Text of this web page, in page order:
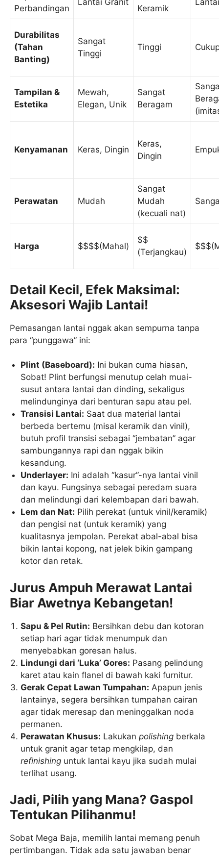
Perbandingan
Lantai Granit
Keramik
Durabilitas
(Tahan
Banting)
Sangat
Tinggi
Tinggi
Tampilan &
Estetika
Mewah,
Elegan, Unik
Sangat
Beragam
Kenyamanan Keras, Dingin
Keras,
Dingin
Perawatan Mudah
Sangat
Mudah
(kecuali nat)
Harga $$$$(Mahal)
$$
(Terjangkau)
Detail Kecil, Efek Maksimal:
Aksesori Wajib Lantai!
Pemasangan lantai nggak akan sempurna tanpa
para “punggawa” ini:
Plint (Baseboard): Ini bukan cuma hiasan,
Sobat! Plint berfungsi menutup celah muai-
susut antara lantai dan dinding, sekaligus
melindunginya dari benturan sapu atau pel.
Transisi Lantai: Saat dua material lantai
berbeda bertemu (misal keramik dan vinil),
butuh profil transisi sebagai “jembatan” agar
sambungannya rapi dan nggak bikin
kesandung.
Underlayer: Ini adalah “kasur”-nya lantai vinil
dan kayu. Fungsinya sebagai peredam suara
dan melindungi dari kelembapan dari bawah.
Lem dan Nat: Pilih perekat (untuk vinil/keramik)
dan pengisi nat (untuk keramik) yang
kualitasnya jempolan. Perekat abal-abal bisa
bikin lantai kopong, nat jelek bikin gampang
kotor dan retak.
Jurus Ampuh Merawat Lantai
Biar Awetnya Kebangetan!
Sapu & Pel Rutin: Bersihkan debu dan kotoran
setiap hari agar tidak menumpuk dan
menyebabkan goresan halus.
Lindungi dari ‘Luka’ Gores: Pasang pelindung
karet atau kain flanel di bawah kaki furnitur.
Gerak Cepat Lawan Tumpahan: Apapun jenis
lantainya, segera bersihkan tumpahan cairan
agar tidak meresap dan meninggalkan noda
permanen.
Perawatan Khusus: Lakukanpolishing berkala
untuk granit agar tetap mengkilap, dan
refinishing untuk lantai kayu jika sudah mulai
terlihat usang.
Jadi, Pilih yang Mana? Gaspol
Tentukan Pilihanmu!
Sobat Mega Baja, memilih lantai memang penuh
pertimbangan. Tidak ada satu jawaban benar